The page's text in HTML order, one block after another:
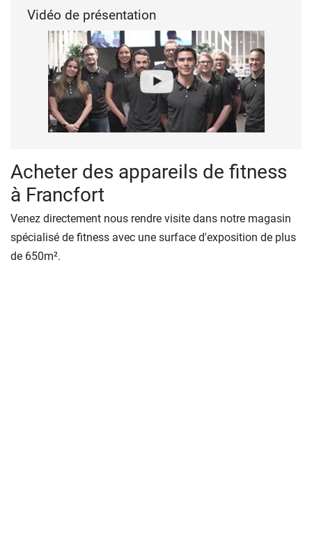
Vidéo de présentation
Acheter des appareils de fitness
à Francfort
Venez directement nous rendre visite dans notre magasin
spécialisé de fitness avec une surface d'exposition de plus
de 650m².